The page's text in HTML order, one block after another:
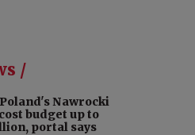
РУССКИЙ
/
Nawrocki
budget up to
portal says